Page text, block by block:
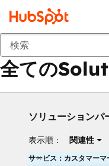
戻る
全ての
ソリューションパ
表示順： 関連性
サービス：カスタマーマ